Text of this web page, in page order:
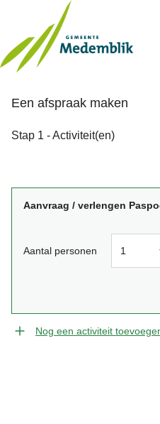
Een afspraak maken
Stap 1 - Activiteit(en)
Aanvraag / verlengen
Aantal personen
Nog een activiteit